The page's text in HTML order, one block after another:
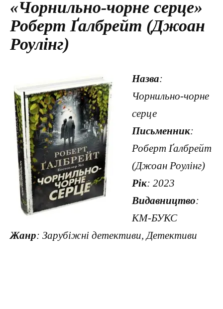
«Чорнильно-чорне серце»
Роберт Ґалбрейт (Джоан
Роулінг)
Назва:
Чорнильно-чорне
серце
Письменник:
Роберт Ґалбрейт
(Джоан Роулінг)
Рік: 2023
Видавництво:
КМ-БУКС
Жанр: Зарубіжні детективи, Детективи